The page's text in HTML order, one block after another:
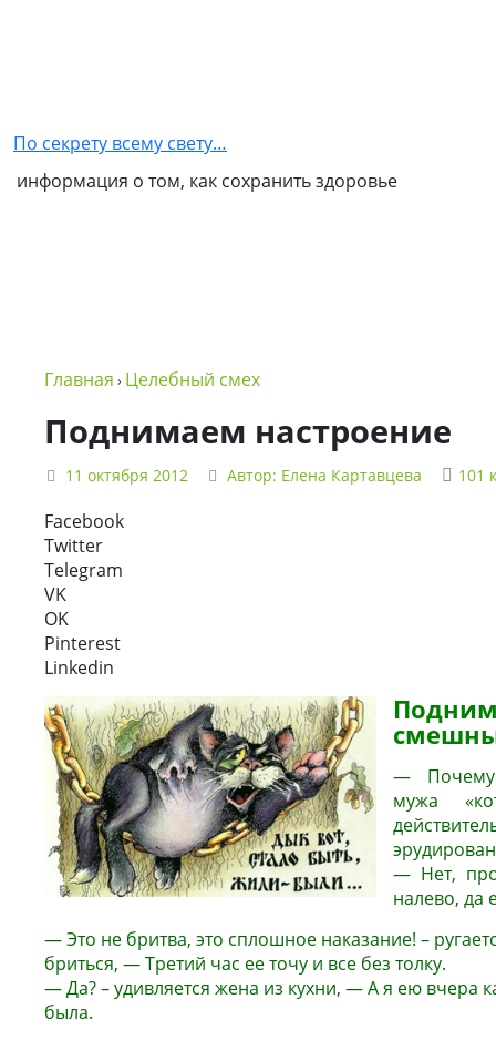
партнером
NSP
в
NSP
Политика
конфиденциальности
По секрету всему свету…
информация о том, как сохранить здоровье
Главная › Целебный смех
Поднимаем настроение
11 октября 2012 Автор: Елена Картавцева 101
Facebook
Twitter
Telegram
VK
OK
Pinterest
Linkedin
— Почему
мужа
— Нет,
налево, да
— Это не бритва, это сплошное наказание! –
бриться, — Третий час ее точу и все без толку.
— Да? – удивляется жена из кухни, — А я ею вчера
была.